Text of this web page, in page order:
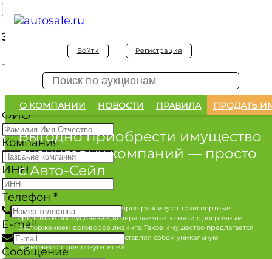
Войти Регистрация
О КОМПАНИИ НОВОСТИ ПРАВИЛА ПРОДАТЬ
Выгодно приобрести имущество
лизинговых компаний — просто
с Авто-Сейл
Лизинговые компании регулярно реализуют транспортные
средства и оборудование, возвращаемые в связи с досрочным
расторжением договоров лизинга. Такое имущество предлагается
по конкурентным ценам, представляя собой уникальную
возможность для покупателей.
Заявка на покупку
Заявка на покупку изъятого а/м
ФИО*
Компания
ИНН
Телефон *
E-mail
Сообщение